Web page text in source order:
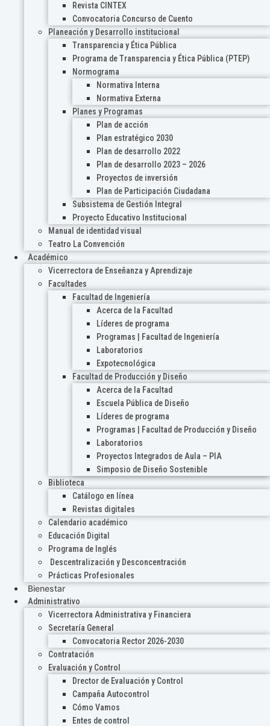
Revista CINTEX
Convocatoria Concurso de Cuento
Planeación y Desarrollo institucional
Transparencia y Ética Pública
Programa de Transparencia y Ética Pública (PTEP)
Normograma
Normativa Interna
Normativa Externa
Planes y Programas
Plan de acción
Plan estratégico 2030
Plan de desarrollo 2022
Plan de desarrollo 2023 – 2026
Proyectos de inversión
Plan de Participación Ciudadana
Subsistema de Gestión Integral
Proyecto Educativo Institucional
Manual de identidad visual
Teatro La Convención
Académico
Vicerrectora de Enseñanza y Aprendizaje
Facultades
Facultad de Ingeniería
Acerca de la Facultad
Líderes de programa
Programas | Facultad de Ingeniería
Laboratorios
Expotecnológica
Facultad de Producción y Diseño
Acerca de la Facultad
Escuela Pública de Diseño
Líderes de programa
Programas | Facultad de Producción y Diseño
Laboratorios
Proyectos Integrados de Aula – PIA
Simposio de Diseño Sostenible
Biblioteca
Catálogo en línea
Revistas digitales
Calendario académico
Educación Digital
Programa de Inglés
Descentralización y Desconcentración
Prácticas Profesionales
Bienestar
Administrativo
Vicerrectora Administrativa y Financiera
Secretaría General
Convocatoria Rector 2026-2030
Contratación
Evaluación y Control
Drector de Evaluación y Control
Campaña Autocontrol
Cómo Vamos
Entes de control